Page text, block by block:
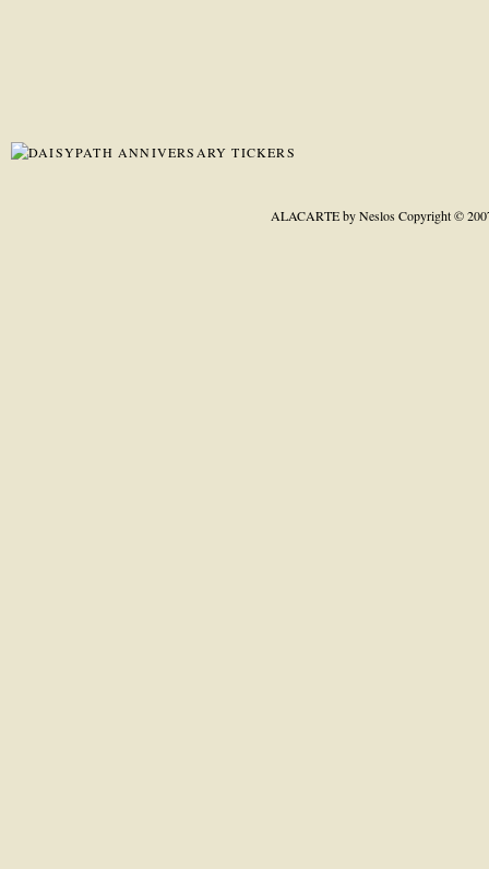
ALACARTE by NeslosCopyright ©